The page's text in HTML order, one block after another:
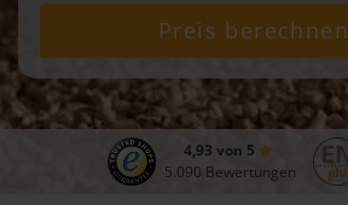
Preis berechnen
4,93 von 5
5.090 Bewertungen